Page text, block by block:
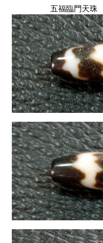
五福臨門天珠